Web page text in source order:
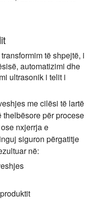
të shpejtë, i
automatizimi dhe
ultrasonik i telit i
me cilësi të lartë
thelbësore për procese
nxjerrja e
siguron përgatitje
në: